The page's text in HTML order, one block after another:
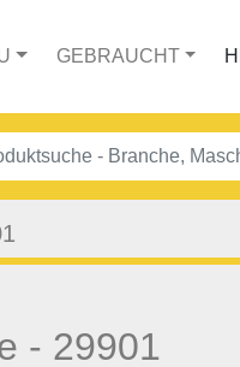
GEBRAUCHT
- 29901